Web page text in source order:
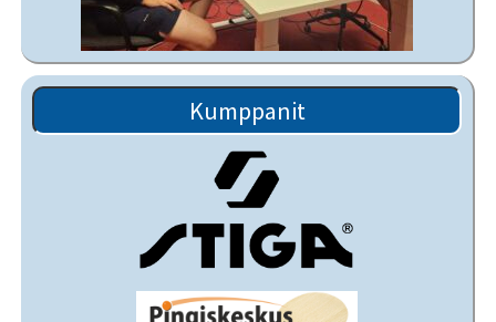
Kumppanit